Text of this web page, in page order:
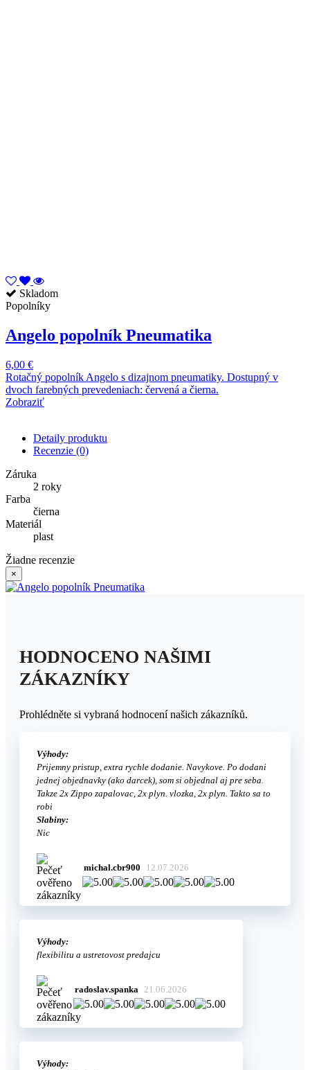
Skladom
Popolníky
Angelo popolník Pneumatika
6,00 €
Rotačný popolník Angelo s dizajnom pneumatiky. Dostupný v
dvoch farebných prevedeniach: červená a čierna.
Zobraziť
Detaily produktu
Recenzie (0)
Záruka
2 roky
Farba
čierna
Materiál
plast
Žiadne recenzie
×
HODNOCENO NAŠIMI
ZÁKAZNÍKY
Prohlédněte si vybraná hodnocení našich zákazníků.
Výhody:
Prijemny pristup, extra rychle dodanie. Navykove. Po dodani
jednej objednavky (ako darcek), som si objednal aj pre seba.
Takze 2x Zippo zapalovac, 2x plyn. vlozka, 2x plyn. Takto sa to
robi
Slabiny:
Nic
michal.cbr900 12.07.2026
Výhody:
flexibilitu a ustretovost predajcu
radoslav.spanka 21.06.2026
Výhody: